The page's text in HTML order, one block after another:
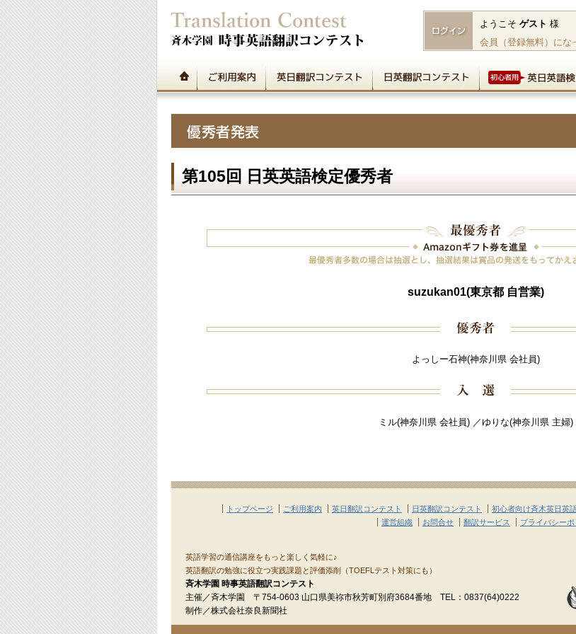
ようこそ ゲスト 様
会員（登録無料）にな
第105回 日英英語検定優秀者
suzukan01(東京都 自営業)
よっしー石神(神奈川県 会社員)
ミル(神奈川県 会社員) ／ゆりな(神奈川県 主婦)
トップページ ご利用案内 英日翻訳コンテスト 日英翻訳コンテスト 初心者向け斉木英日英
運営組織
お問合せ 翻訳サービス プライバシーポ
英語学習の通信講座をもっと楽しく気軽に♪
英語翻訳の勉強に役立つ実践課題と評価添削（TOEFLテスト対策にも）
斉木学園 時事英語翻訳コンテスト
主催／斉木学園 〒754-0603 山口県美祢市秋芳町別府3684番地 TEL：0837(64)0222
制作／株式会社奈良新聞社